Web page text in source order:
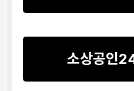
소상공인